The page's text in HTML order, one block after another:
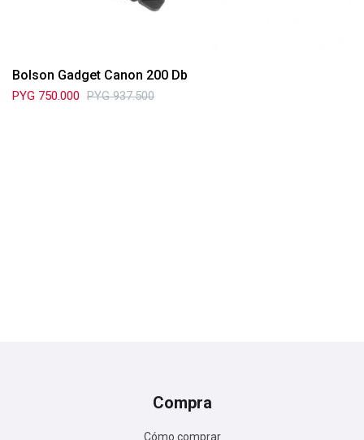
Bolson Gadget Canon 200 Db
PYG 750.000 PYG 937.500
Compra
Cómo comprar